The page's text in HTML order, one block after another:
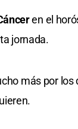
en el
jornada.
más por